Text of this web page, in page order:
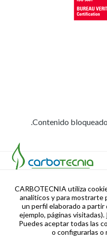
Contenido
CARBOTECNIA utiliza
analíticos y para mostrarte
un perfil elaborado a
ejemplo, páginas visitadas).
Puedes aceptar todas las
o configurarlas o